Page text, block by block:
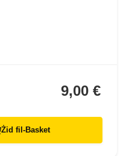
9,00 €
Żid fil-Basket